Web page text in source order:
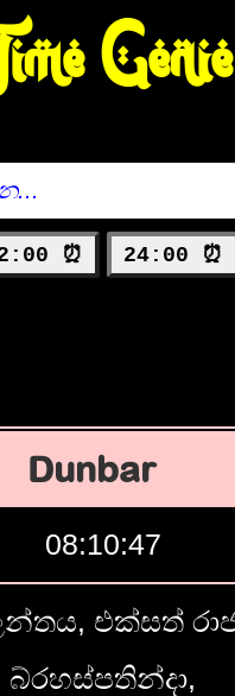
Genie
⏰ 24:00 ⏰
Dunbar
08:10:48
එක්සත්
බ්රහස්පතින්දා,